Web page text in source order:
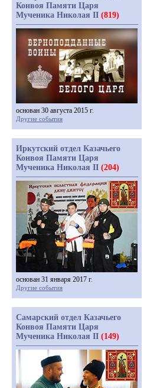
Конвоя Памяти Царя
Мученика Николая II (819)
основан 30 августа 2015 г.
Другие события
Иркутский отдел Казачьего
Конвоя Памяти Царя
Мученика Николая II (204)
основан 31 января 2017 г.
Другие события
Самарский отдел Казачьего
Конвоя Памяти Царя
Мученика Николая II (149)